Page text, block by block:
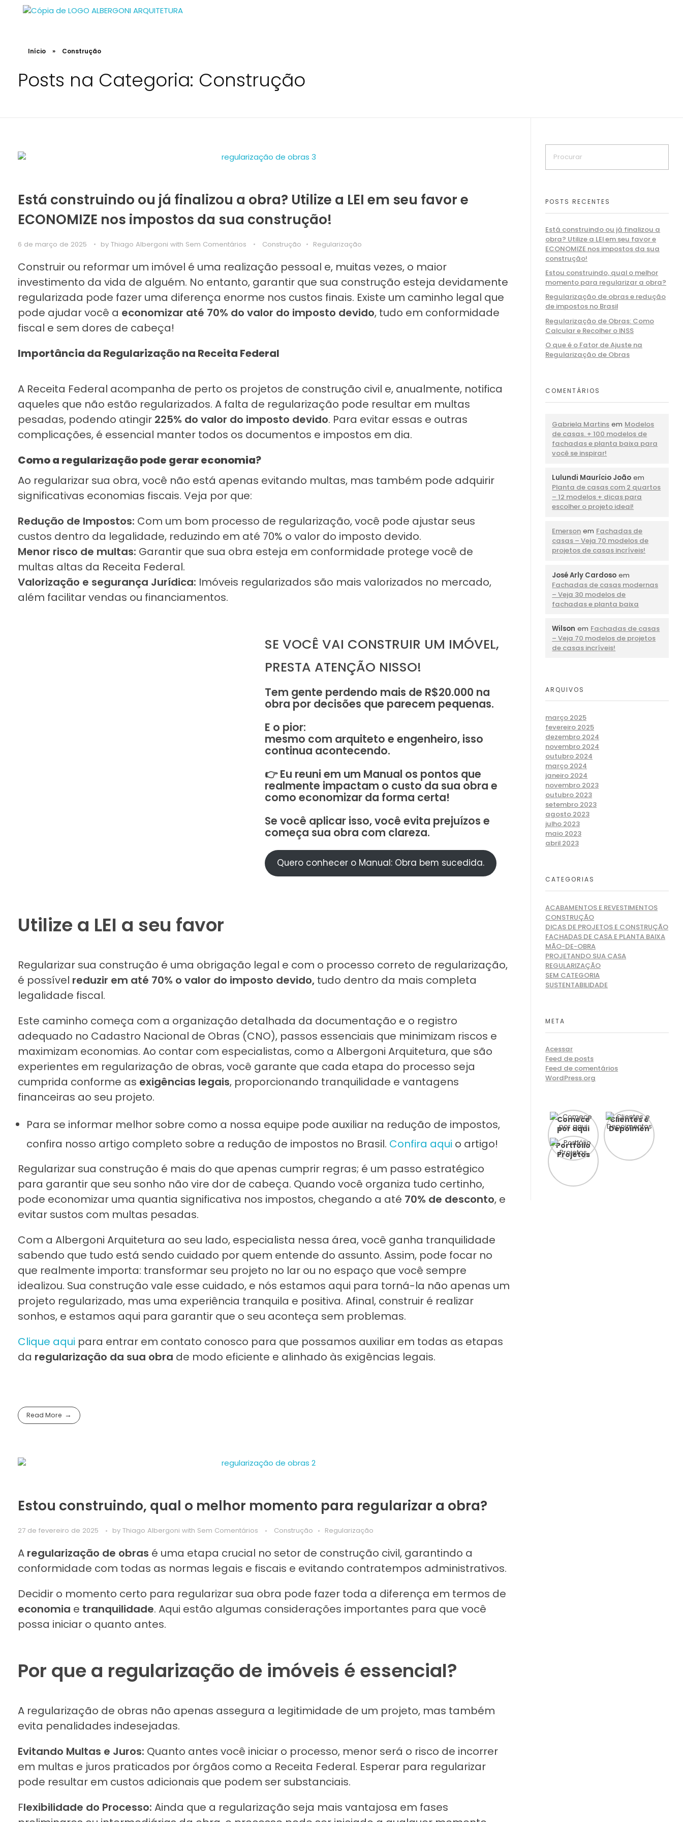
Início » Construção
Posts na Categoria: Construção
Está construindo ou já finalizou a obra? Utilize a LEI em seu favor e
ECONOMIZE nos impostos da sua construção!
6 de março de 2025 by Thiago Albergoni with Sem Comentários Construção Regularização
Construir ou reformar um imóvel é uma realização pessoal e, muitas vezes, o maior
investimento da vida de alguém. No entanto, garantir que sua construção esteja devidamente
regularizada pode fazer uma diferença enorme nos custos finais. Existe um caminho legal que
pode ajudar você a economizar até 70% do valor do imposto devido, tudo em conformidade
fiscal e sem dores de cabeça!
Importância da Regularização na Receita Federal
A Receita Federal acompanha de perto os projetos de construção civil e, anualmente, notifica
aqueles que não estão regularizados. A falta de regularização pode resultar em multas
pesadas, podendo atingir 225% do valor do imposto devido. Para evitar essas e outras
complicações, é essencial manter todos os documentos e impostos em dia.
Como a regularização pode gerar economia?
Ao regularizar sua obra, você não está apenas evitando multas, mas também pode adquirir
significativas economias fiscais. Veja por que:
Redução de Impostos: Com um bom processo de regularização, você pode ajustar seus
custos dentro da legalidade, reduzindo em até 70% o valor do imposto devido.
Menor risco de multas: Garantir que sua obra esteja em conformidade protege você de
multas altas da Receita Federal.
Valorização e segurança Jurídica: Imóveis regularizados são mais valorizados no mercado,
além facilitar vendas ou financiamentos.
SE VOCÊ VAI CONSTRUIR UM IMÓVEL,
PRESTA ATENÇÃO NISSO!
Tem gente perdendo mais de R$20.000 na
obra por decisões que parecem pequenas.
E o pior:
mesmo com arquiteto e engenheiro, isso
continua acontecendo.
👉 Eu reuni em um Manual os pontos que
realmente impactam o custo da sua obra e
como economizar da forma certa!
Se você aplicar isso, você evita prejuízos e
começa sua obra com clareza.
Quero conhecer o Manual: Obra bem sucedida.
Utilize a LEI a seu favor
Regularizar sua construção é uma obrigação legal e com o processo correto de regularização,
é possível reduzir em até 70% o valor do imposto devido, tudo dentro da mais completa
legalidade fiscal.
Este caminho começa com a organização detalhada da documentação e o registro
adequado no Cadastro Nacional de Obras (CNO), passos essenciais que minimizam riscos e
maximizam economias. Ao contar com especialistas, como a Albergoni Arquitetura, que são
experientes em regularização de obras, você garante que cada etapa do processo seja
cumprida conforme as exigências legais, proporcionando tranquilidade e vantagens
financeiras ao seu projeto.
Para se informar melhor sobre como a nossa equipe pode auxiliar na redução de impostos,
confira nosso artigo completo sobre a redução de impostos no Brasil. Confira aqui o artigo!
Regularizar sua construção é mais do que apenas cumprir regras; é um passo estratégico
para garantir que seu sonho não vire dor de cabeça. Quando você organiza tudo certinho,
pode economizar uma quantia significativa nos impostos, chegando a até 70% de desconto, e
evitar sustos com multas pesadas.
Com a Albergoni Arquitetura ao seu lado, especialista nessa área, você ganha tranquilidade
sabendo que tudo está sendo cuidado por quem entende do assunto. Assim, pode focar no
que realmente importa: transformar seu projeto no lar ou no espaço que você sempre
idealizou. Sua construção vale esse cuidado, e nós estamos aqui para torná-la não apenas um
projeto regularizado, mas uma experiência tranquila e positiva. Afinal, construir é realizar
sonhos, e estamos aqui para garantir que o seu aconteça sem problemas.
Clique aqui para entrar em contato conosco para que possamos auxiliar em todas as etapas
da regularização da sua obra de modo eficiente e alinhado às exigências legais.
Read More
Estou construindo, qual o melhor momento para regularizar a obra?
27 de fevereiro de 2025 by Thiago Albergoni with Sem Comentários Construção Regularização
A regularização de obras é uma etapa crucial no setor de construção civil, garantindo a
conformidade com todas as normas legais e fiscais e evitando contratempos administrativos.
Decidir o momento certo para regularizar sua obra pode fazer toda a diferença em termos de
economia e tranquilidade. Aqui estão algumas considerações importantes para que você
possa iniciar o quanto antes.
Por que a regularização de imóveis é essencial?
A regularização de obras não apenas assegura a legitimidade de um projeto, mas também
evita penalidades indesejadas.
Evitando Multas e Juros: Quanto antes você iniciar o processo, menor será o risco de incorrer
em multas e juros praticados por órgãos como a Receita Federal. Esperar para regularizar
pode resultar em custos adicionais que podem ser substanciais.
Flexibilidade do Processo: Ainda que a regularização seja mais vantajosa em fases
POSTS RECENTES
Está construindo ou já finalizou a
obra? Utilize a LEI em seu favor e
ECONOMIZE nos impostos da sua
construção!
Estou construindo, qual o melhor
momento para regularizar a obra?
Regularização de obras e redução
de impostos no Brasil
Regularização de Obras: Como
Calcular e Recolher o INSS
O que é o Fator de Ajuste na
Regularização de Obras
COMENTÁRIOS
Gabriela Martins em Modelos
de casas. + 100 modelos de
fachadas e planta baixa para
você se inspirar!
Lulundi Maurício João em
Planta de casas com 2 quartos
– 12 modelos + dicas para
escolher o projeto ideal!
Emerson em Fachadas de
casas – Veja 70 modelos de
projetos de casas incríveis!
José Arly Cardoso em
Fachadas de casas modernas
– Veja 30 modelos de
fachadas e planta baixa
Wilson em Fachadas de casas
– Veja 70 modelos de projetos
de casas incríveis!
ARQUIVOS
março 2025
fevereiro 2025
dezembro 2024
novembro 2024
outubro 2024
março 2024
janeiro 2024
novembro 2023
outubro 2023
setembro 2023
agosto 2023
julho 2023
maio 2023
abril 2023
CATEGORIAS
ACABAMENTOS E REVESTIMENTOS
CONSTRUÇÃO
DICAS DE PROJETOS E CONSTRUÇÃO
FACHADAS DE CASA E PLANTA BAIXA
MÃO-DE-OBRA
PROJETANDO SUA CASA
REGULARIZAÇÃO
SEM CATEGORIA
SUSTENTABILIDADE
META
Acessar
Feed de posts
Feed de comentários
WordPress.org
Comece
por aqui
Clientes e
Depoimentos
Portfólio
Projetos